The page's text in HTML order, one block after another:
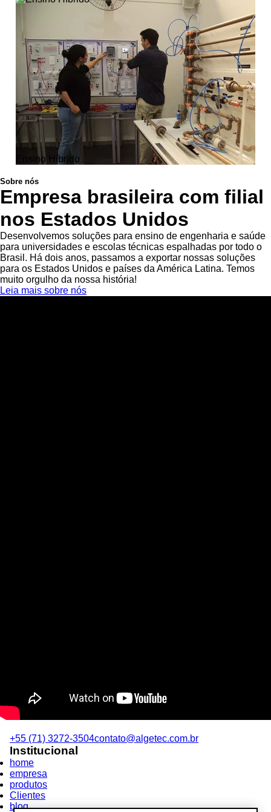
Ensino Híbrido
Sobre nós
Empresa brasileira com filial
nos Estados Unidos
Desenvolvemos soluções para ensino de engenharia e saúde
para universidades e escolas técnicas espalhadas por todo o
Brasil. Há dois anos, passamos a exportar nossas soluções
para os Estados Unidos e países da América Latina. Temos
muito orgulho da nossa história!
Leia mais sobre nós
+55 (71) 3272-3504contato@algetec.com.br
Institucional
home
empresa
produtos
Clientes
blog